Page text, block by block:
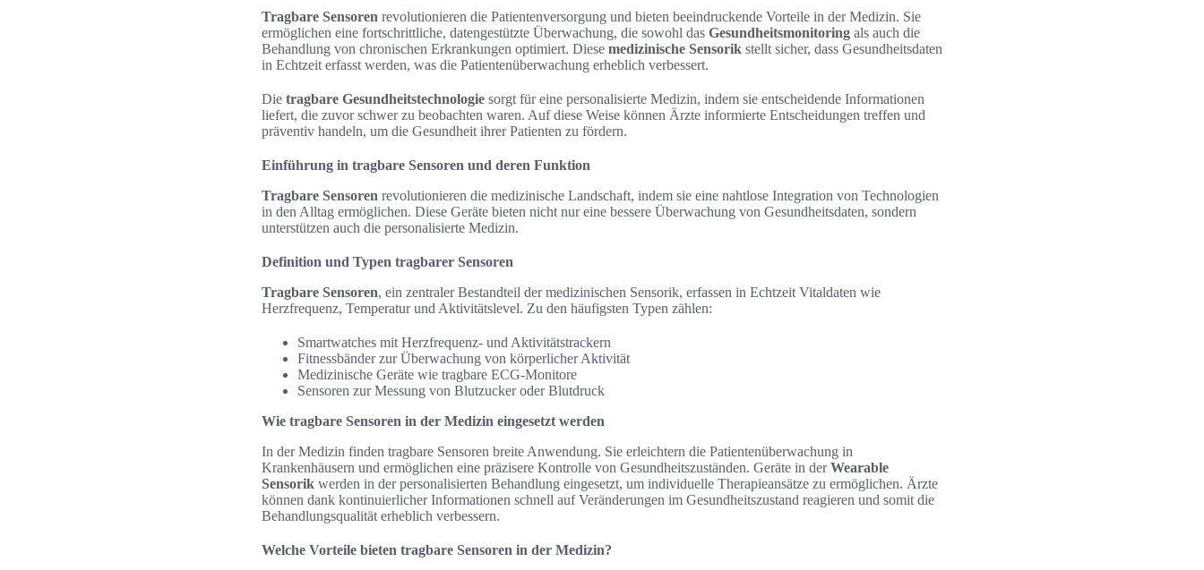
Tragbare Sensoren revolutionieren die Patientenversorgung und bieten beeindruckende Vorteile in der Medizin. Sie
ermöglichen eine fortschrittliche, datengestützte Überwachung, die sowohl das Gesundheitsmonitoring als auch die
Behandlung von chronischen Erkrankungen optimiert. Diese medizinische Sensorik stellt sicher, dass Gesundheitsdaten
in Echtzeit erfasst werden, was die Patientenüberwachung erheblich verbessert.
Die tragbare Gesundheitstechnologie sorgt für eine personalisierte Medizin, indem sie entscheidende Informationen
liefert, die zuvor schwer zu beobachten waren. Auf diese Weise können Ärzte informierte Entscheidungen treffen und
präventiv handeln, um die Gesundheit ihrer Patienten zu fördern.
Einführung in tragbare Sensoren und deren Funktion
Tragbare Sensoren revolutionieren die medizinische Landschaft, indem sie eine nahtlose Integration von Technologien
in den Alltag ermöglichen. Diese Geräte bieten nicht nur eine bessere Überwachung von Gesundheitsdaten, sondern
unterstützen auch die personalisierte Medizin.
Definition und Typen tragbarer Sensoren
Tragbare Sensoren, ein zentraler Bestandteil der medizinischen Sensorik, erfassen in Echtzeit Vitaldaten wie
Herzfrequenz, Temperatur und Aktivitätslevel. Zu den häufigsten Typen zählen:
Smartwatches mit Herzfrequenz- und Aktivitätstrackern
Fitnessbänder zur Überwachung von körperlicher Aktivität
Medizinische Geräte wie tragbare ECG-Monitore
Sensoren zur Messung von Blutzucker oder Blutdruck
Wie tragbare Sensoren in der Medizin eingesetzt werden
In der Medizin finden tragbare Sensoren breite Anwendung. Sie erleichtern die Patientenüberwachung in
Krankenhäusern und ermöglichen eine präzisere Kontrolle von Gesundheitszuständen. Geräte in derWearable
Sensorik werden in der personalisierten Behandlung eingesetzt, um individuelle Therapieansätze zu ermöglichen. Ärzte
können dank kontinuierlicher Informationen schnell auf Veränderungen im Gesundheitszustand reagieren und somit die
Behandlungsqualität erheblich verbessern.
Welche Vorteile bieten tragbare Sensoren in der Medizin?